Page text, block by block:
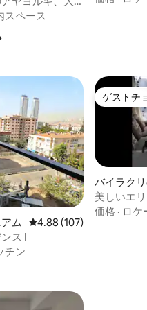
スペース
評価
ム レビュー107件、5つ星中
4.88 (107)
ス I
チン
ゲストチ
ゲストチ
バイラク
美しいエ
メント
価格 · ロケ